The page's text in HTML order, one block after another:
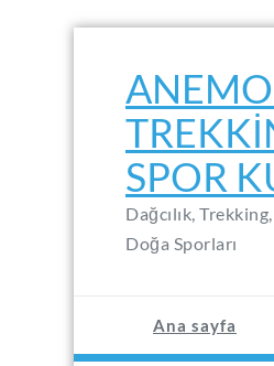
content
SPOR
Dağcılık,
Doğa Sporları
Ana sayfa